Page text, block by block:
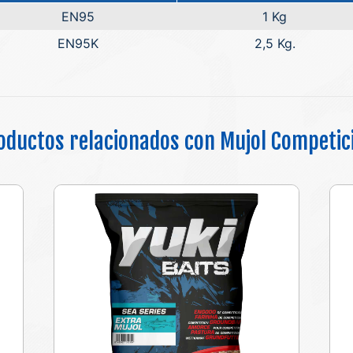
EN95
1 Kg
EN95K
2,5 Kg.
relacionados con Mujol